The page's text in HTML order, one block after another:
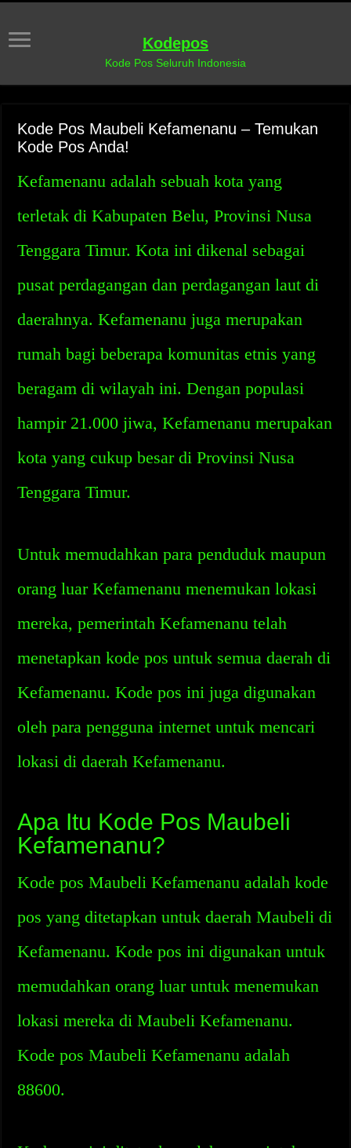
Kodepos
Kode Pos Seluruh Indonesia
Kode Pos Maubeli Kefamenanu – Temukan
Kode Pos Anda!
Kefamenanu adalah sebuah kota yang
terletak di Kabupaten Belu, Provinsi Nusa
Tenggara Timur. Kota ini dikenal sebagai
pusat perdagangan dan perdagangan laut di
daerahnya. Kefamenanu juga merupakan
rumah bagi beberapa komunitas etnis yang
beragam di wilayah ini. Dengan populasi
hampir 21.000 jiwa, Kefamenanu merupakan
kota yang cukup besar di Provinsi Nusa
Tenggara Timur.
Untuk memudahkan para penduduk maupun
orang luar Kefamenanu menemukan lokasi
mereka, pemerintah Kefamenanu telah
menetapkan kode pos untuk semua daerah di
Kefamenanu. Kode pos ini juga digunakan
oleh para pengguna internet untuk mencari
lokasi di daerah Kefamenanu.
Apa Itu Kode Pos Maubeli
Kefamenanu?
Kode pos Maubeli Kefamenanu adalah kode
pos yang ditetapkan untuk daerah Maubeli di
Kefamenanu. Kode pos ini digunakan untuk
memudahkan orang luar untuk menemukan
lokasi mereka di Maubeli Kefamenanu.
Kode pos Maubeli Kefamenanu adalah
88600.